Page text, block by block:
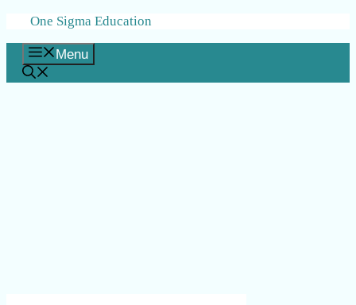
Skip
content
One Sigma Education
Menu